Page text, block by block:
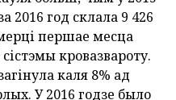
2016 год склала 9 426
першае месца
кровазвароту.
каля 8% ад
У 2016 годзе было